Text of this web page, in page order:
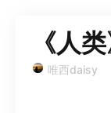
《人
唯西daisy